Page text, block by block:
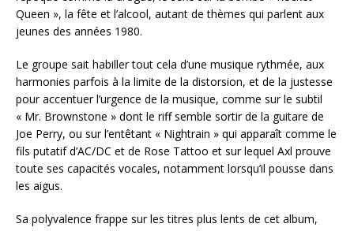
Queen », la fête et l’alcool, autant de thèmes qui parlent aux
jeunes des années 1980.
Le groupe sait habiller tout cela d’une musique rythmée, aux
harmonies parfois à la limite de la distorsion, et de la justesse
pour accentuer l’urgence de la musique, comme sur le subtil
« Mr. Brownstone » dont le riff semble sortir de la guitare de
Joe Perry, ou sur l’entêtant « Nightrain » qui apparaît comme le
fils putatif d’AC/DC et de Rose Tattoo et sur lequel Axl prouve
toute ses capacités vocales, notamment lorsqu’il pousse dans
les aigus.
Sa polyvalence frappe sur les titres plus lents de cet album,